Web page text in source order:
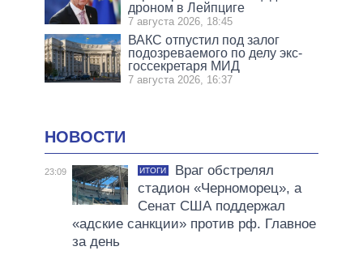
дроном в Лейпциге
7 августа 2026, 18:45
ВАКС отпустил под залог
подозреваемого по делу экс-
госсекретаря МИД
7 августа 2026, 16:37
НОВОСТИ
23:09 ИТОГИ
Враг обстрелял
стадион «Черноморец», а
Сенат США поддержал
«адские санкции» против рф. Главное
за день